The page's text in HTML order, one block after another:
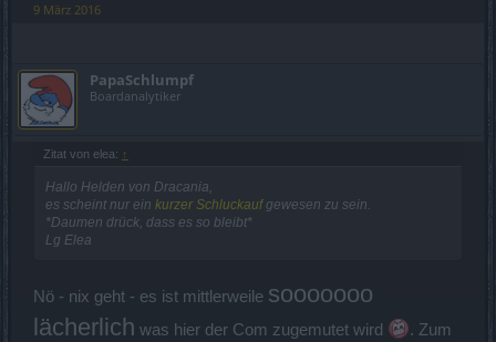
9 März 2016
PapaSchlumpf
Boardanalytiker
Zitat von elea: ↑
Hallo Helden von Dracania,
es scheint nur ein kurzer Schluckaufgewesen zu sein.
*Daumen drück, dass es so bleibt*
Lg Elea
Nö - nix geht - es ist mittlerweile sooooooo
lächerlich was hier der Com zugemutet wird
. Zum